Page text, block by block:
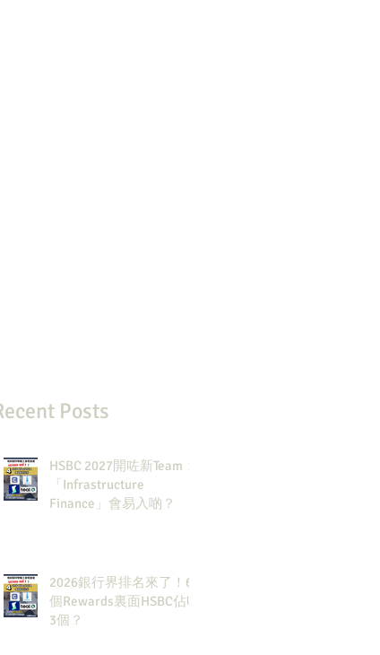
Posts
HSBC 2027開咗新Team：
「Infrastructure
Finance」會易入啲？
2026銀行界排名來了！6
個Rewards裏面HSBC佔咗
3個？